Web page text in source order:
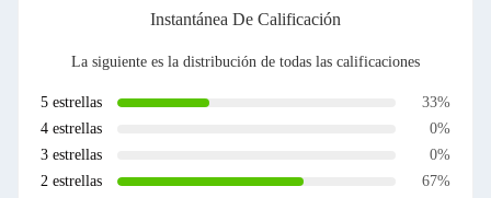
Instantánea De Calificación
La siguiente es la distribución de todas las calificaciones
5 estrellas
33%
4 estrellas
0%
3 estrellas
0%
2 estrellas
67%